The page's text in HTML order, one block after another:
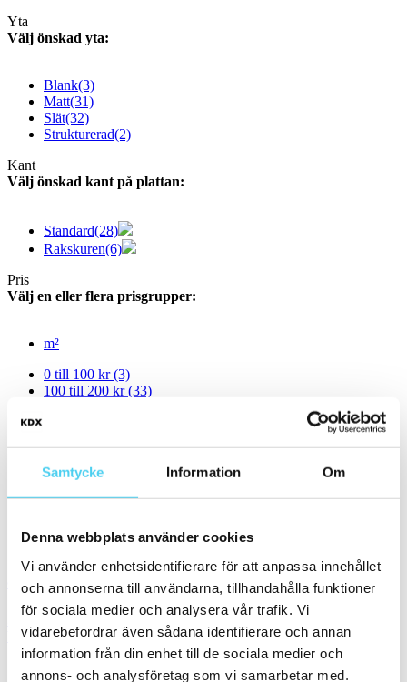
Samtycke Information Om
Denna webbplats använder cookies
Vi använder enhetsidentifierare för att anpassa innehållet
och annonserna till användarna, tillhandahålla funktioner
för sociala medier och analysera vår trafik. Vi
vidarebefordrar även sådana identifierare och annan
information från din enhet till de sociala medier och
annons- och analysföretag som vi samarbetar med.
Yta
Välj önskad yta:
Blank(3)
Matt(31)
Slät(32)
Strukturerad(2)
Kant
Välj önskad kant på plattan:
Standard(28)
Rakskuren(6)
Pris
Välj en eller flera prisgrupper:
m²
0 till 100 kr(3)
100 till 200 kr(33)
800 till 1000 kr
Sortera
Granitkeramik CENTRO Carrara Exklusiv Blank
Storlek:30x60 cm
Yta:Blank,Slät
2 499 kr / m² 1 250 kr / m²